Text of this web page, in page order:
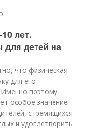
лет.
для детей на
что физическая
для его
Именно поэтому
особое значение
стремящихся
и удовлетворить